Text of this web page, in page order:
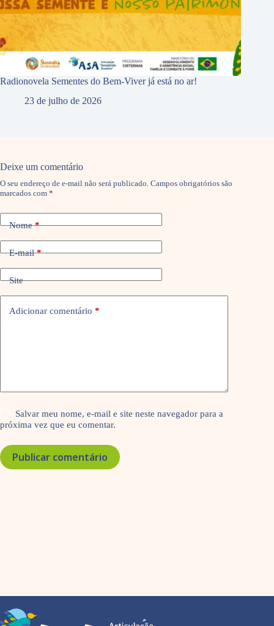
Radionovela Sementes do Bem-Viver já está no ar!
23 de julho de 2026
Deixe um comentário
O seu endereço de e-mail não será publicado. Campos obrigatórios são
marcados com *
Nome*
E-mail*
Site
Adicionar comentário *
Salvar meu nome, e-mail e site neste navegador para a
próxima vez que eu comentar.
Publicar comentário